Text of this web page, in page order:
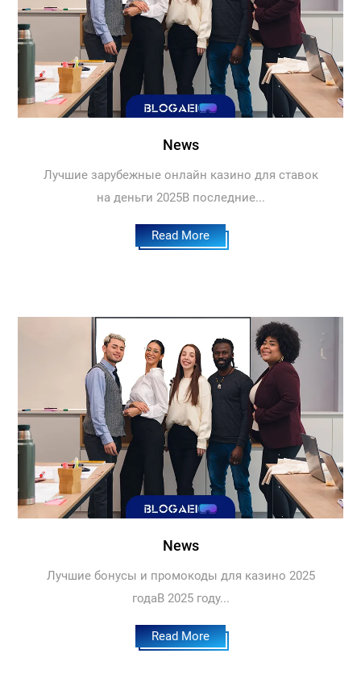
News
Лучшие зарубежные онлайн казино для ставок
на деньги 2025В последние...
Read More
News
Лучшие бонусы и промокоды для казино 2025
годаВ 2025 году...
Read More